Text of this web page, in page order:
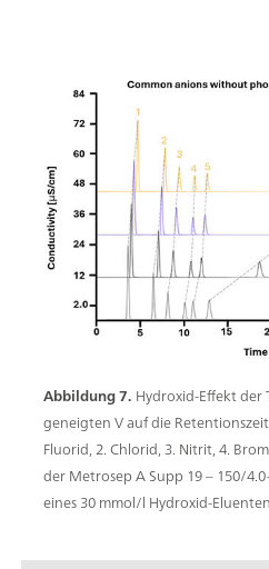
Abbildung 7. Hydroxid-Effekt der
geneigten V auf die
Fluorid, 2. Chlorid, 3. Nitrit, 4.
der Metrosep A Supp 19 – 150/
eines 30 mmol/l Hydroxid-